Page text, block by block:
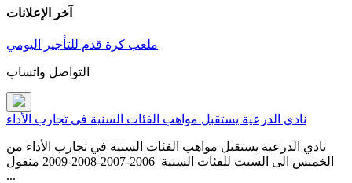
آخر الإعلانات
ملعب كرة قدم للتأجير اليومي
نادي الدرعية يستقبل مواهب الفئات السنية في تجارب الأداء
نادي الدرعية يستقبل مواهب الفئات السنية في تجارب الأداء من
الخميس الى السبت للفئات السنية 2006-2007-2008-2009 منقول
...